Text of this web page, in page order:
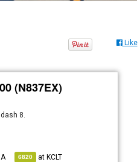
Like
(N837EX)
8.
6820 atKCLT